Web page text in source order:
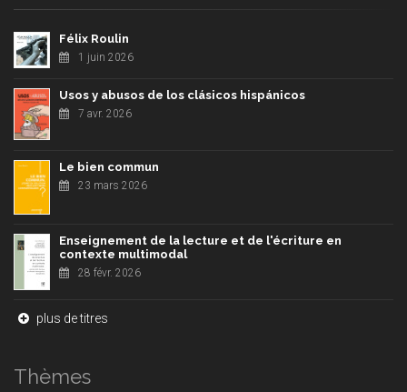
Félix Roulin
1 juin 2026
Usos y abusos de los clásicos hispánicos
7 avr. 2026
Le bien commun
23 mars 2026
Enseignement de la lecture et de l'écriture en
contexte multimodal
28 févr. 2026
plus de titres
Thèmes